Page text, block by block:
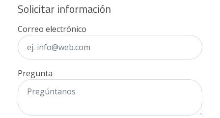
Solicitar información
Correo electrónico
Pregunta